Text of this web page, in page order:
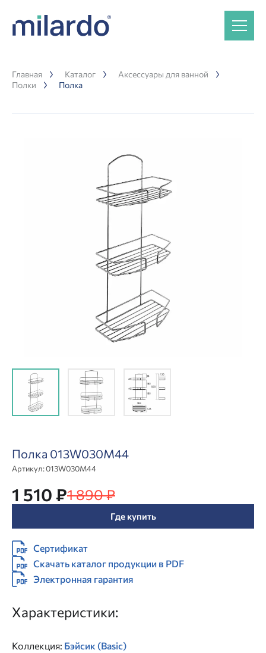
Главная Каталог
Аксессуары для ванной
Полки
Полка
Полка 013W030M44
Артикул:013W030M44
1 510 ₽1 890 ₽
Где купить
Сертификат
Скачать каталог продукции в PDF
Электронная гарантия
Характеристики:
Коллекция: Бэйсик (Basic)